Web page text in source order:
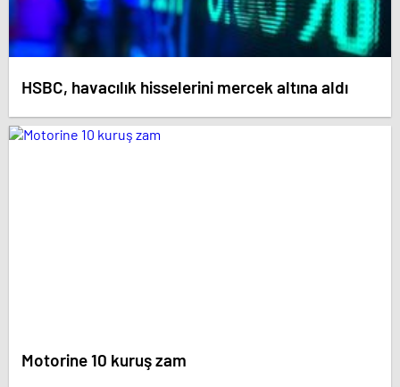
HSBC, havacılık hisselerini mercek altına aldı
Motorine 10 kuruş zam